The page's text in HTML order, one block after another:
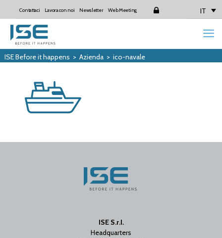
Contattaci Lavora con noi Newsletter Web Meeting IT
ISE Before it happens > Azienda> ico-navale
ISE S.r.l.
Headquarters